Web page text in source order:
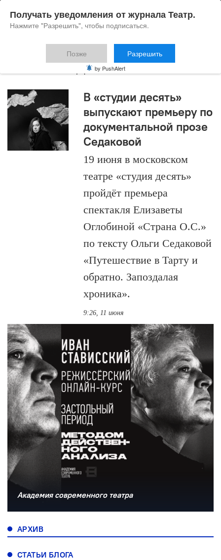
Ольга Седакова
В «студии десять»
выпускают премьеру по
документальной прозе
Седаковой
19 июня в московском
театре «студия десять»
пройдёт премьера
спектакля Елизаветы
Оглобиной «Страна О.С.»
по тексту Ольги Седаковой
«Путешествие в Тарту и
обратно. Запоздалая
хроника».
9:26, 11 июня
Академия современного театра
АРХИВ
СТАТЬИ БЛОГА
Получать уведомления от журнала Театр.
Нажмите "Разрешить", чтобы подписаться.
Позже Разрешить
by PushAlert